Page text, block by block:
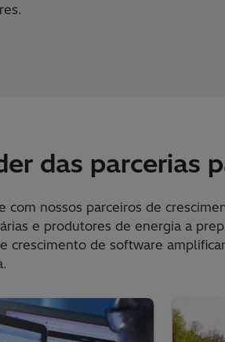
das parcerias
com nossos parceiros de
e produtores de energia a
crescimento de software